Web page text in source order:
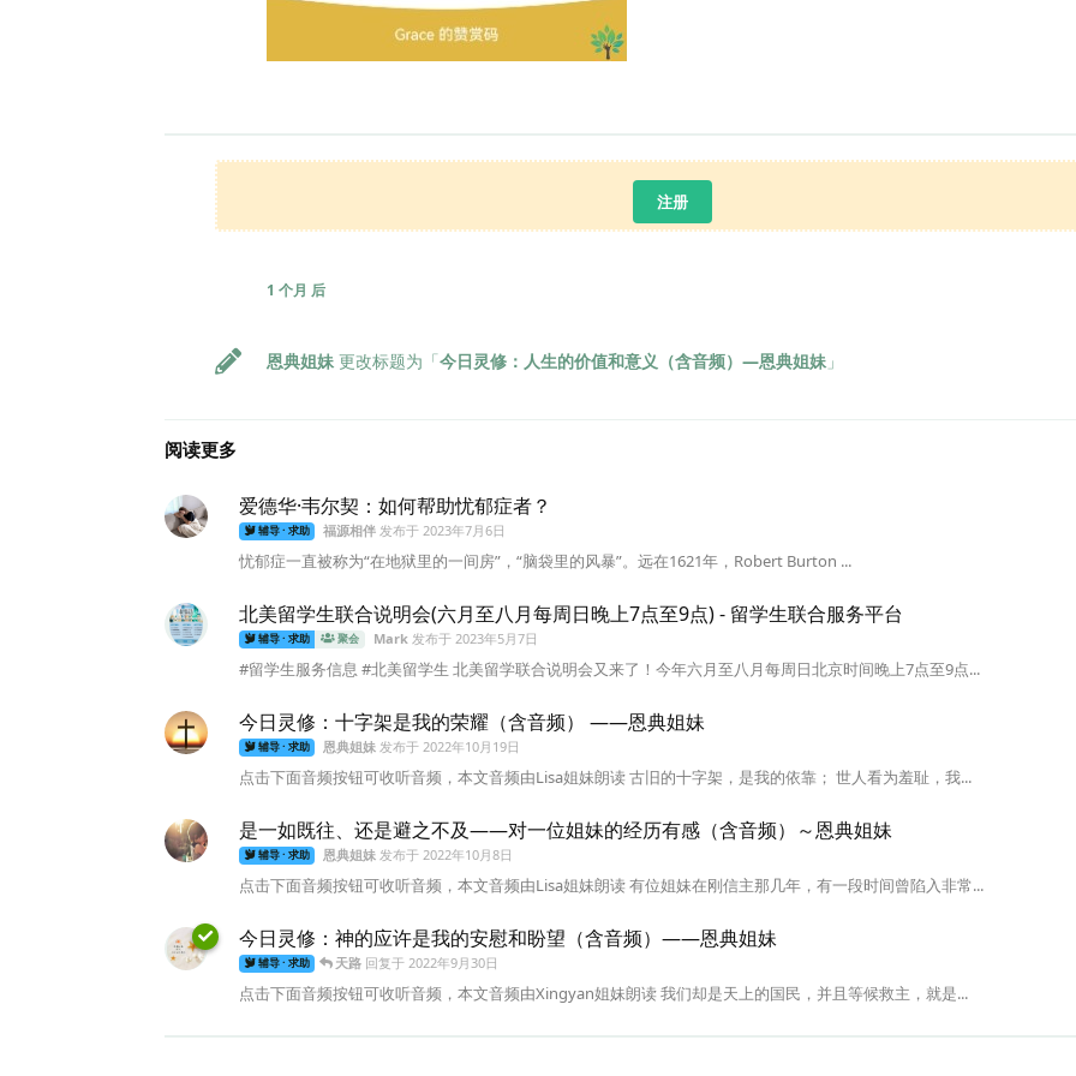
注册
1 个月 后
恩典姐妹 更改标题为「今日灵修：人生的价值和意义（含音频）—恩典姐妹 」
阅读更多
爱德华·韦尔契：如何帮助忧郁症者？
辅导 · 求助 福源相伴 发布于2023年7月6日
忧郁症一直被称为“在地狱里的一间房”，“脑袋里的风暴”。远在1621年，Robert Burton ...
北美留学生联合说明会(六月至八月每周日晚上7点至9点) - 留学生联合服务平台
辅导 · 求助 聚会 Mark发布于 2023年5月7日
#留学生服务信息 #北美留学生 北美留学联合说明会又来了！今年六月至八月每周日北京时间晚上7点至9点...
今日灵修：十字架是我的荣耀（含音频） ——恩典姐妹
辅导 · 求助 恩典姐妹 发布于2022年10月19日
点击下面音频按钮可收听音频，本文音频由Lisa姐妹朗读 古旧的十字架，是我的依靠； 世人看为羞耻，我...
是一如既往、还是避之不及——对一位姐妹的经历有感（含音频）～恩典姐妹
辅导 · 求助 恩典姐妹 发布于2022年10月8日
点击下面音频按钮可收听音频，本文音频由Lisa姐妹朗读 有位姐妹在刚信主那几年，有一段时间曾陷入非常...
今日灵修：神的应许是我的安慰和盼望（含音频）——恩典姐妹
辅导 · 求助 天路 回复于2022年9月30日
点击下面音频按钮可收听音频，本文音频由Xingyan姐妹朗读 我们却是天上的国民，并且等候救主，就是...